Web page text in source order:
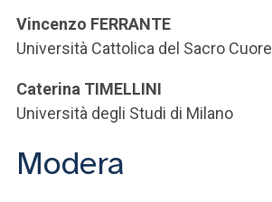
Vincenzo FERRANTE
Università Cattolica del Sacro Cuore
Caterina TIMELLINI
Università degli Studi di Milano
Modera